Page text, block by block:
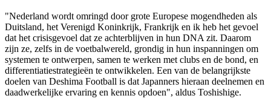
"Nederland wordt omringd door grote Europese mogendheden als
Duitsland, het Verenigd Koninkrijk, Frankrijk en ik heb het gevoel
dat het crisisgevoel dat ze achterblijven in hun DNA zit. Daarom
zijn ze, zelfs in de voetbalwereld, grondig in hun inspanningen om
systemen te ontwerpen, samen te werken met clubs en de bond, en
differentiatiestrategieën te ontwikkelen. Een van de belangrijkste
doelen van Deshima Football is dat Japanners hieraan deelnemen en
daadwerkelijke ervaring en kennis opdoen", aldus Toshishige.